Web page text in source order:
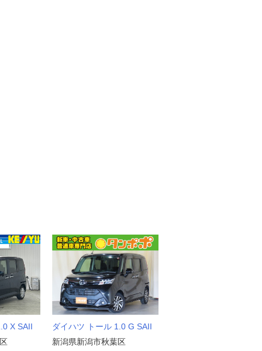
X SAII
ダイハツ トール 1.0 G SAII
新潟県新潟市秋葉区